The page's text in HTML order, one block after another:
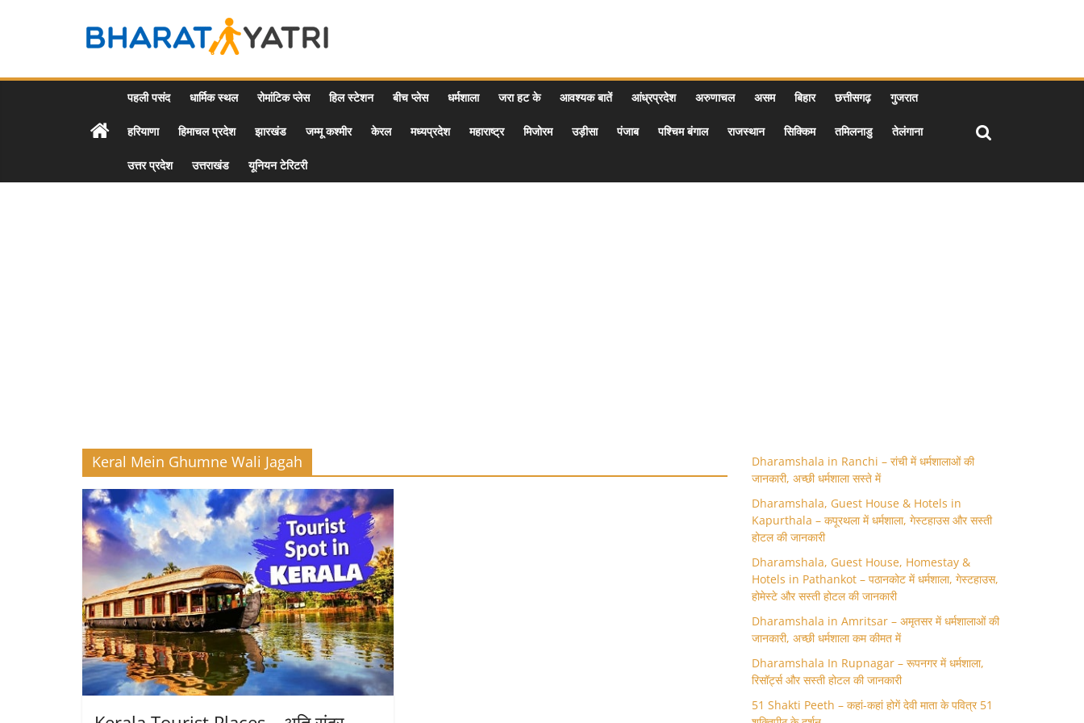
Bharat
Yatri
Tourist
पहली पसंद धार्मिक स्थल रोमांटिक प्लेस हिल स्टेशन बीच प्लेस धर्मशाला जरा हट के आवश्यक बातें आंध्रप्रदेश अरुणाचल असम बिहार छत्तीसगढ़ गुजरात
हरियाणा हिमाचल प्रदेश झारखंड जम्मू कश्मीर केरल मध्यप्रदेश महाराष्ट्र मिजोरम उड़ीसा पंजाब पश्चिम बंगाल राजस्थान सिक्किम तमिलनाडु तेलंगाना
उत्तर प्रदेश उत्तराखंड यूनियन टेरिटरी
Keral Mein Ghumne Wali Jagah
Dharamshala in Ranchi – रांची में धर्मशालाओं की
जानकारी, अच्छी धर्मशाला सस्ते में
Dharamshala, Guest House & Hotels in
Kapurthala – कपूरथला में धर्मशाला, गेस्टहाउस और सस्ती
होटल की जानकारी
Dharamshala, Guest House, Homestay &
Hotels in Pathankot – पठानकोट में धर्मशाला, गेस्टहाउस,
होमेस्टे और सस्ती होटल की जानकारी
Dharamshala in Amritsar – अमृतसर में धर्मशालाओं की
जानकारी, अच्छी धर्मशाला कम कीमत में
Dharamshala In Rupnagar – रूपनगर में धर्मशाला,
रिसॉर्ट्स और सस्ती होटल की जानकारी
51 Shakti Peeth – कहां-कहां होगें देवी माता के पवित्र 51